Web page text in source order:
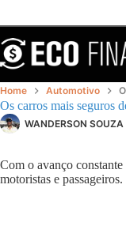
conteúdo
Home Automotivo
Os carros mais seguros
WANDERSON SOUZA
Com o avanço
motoristas e passageiros.